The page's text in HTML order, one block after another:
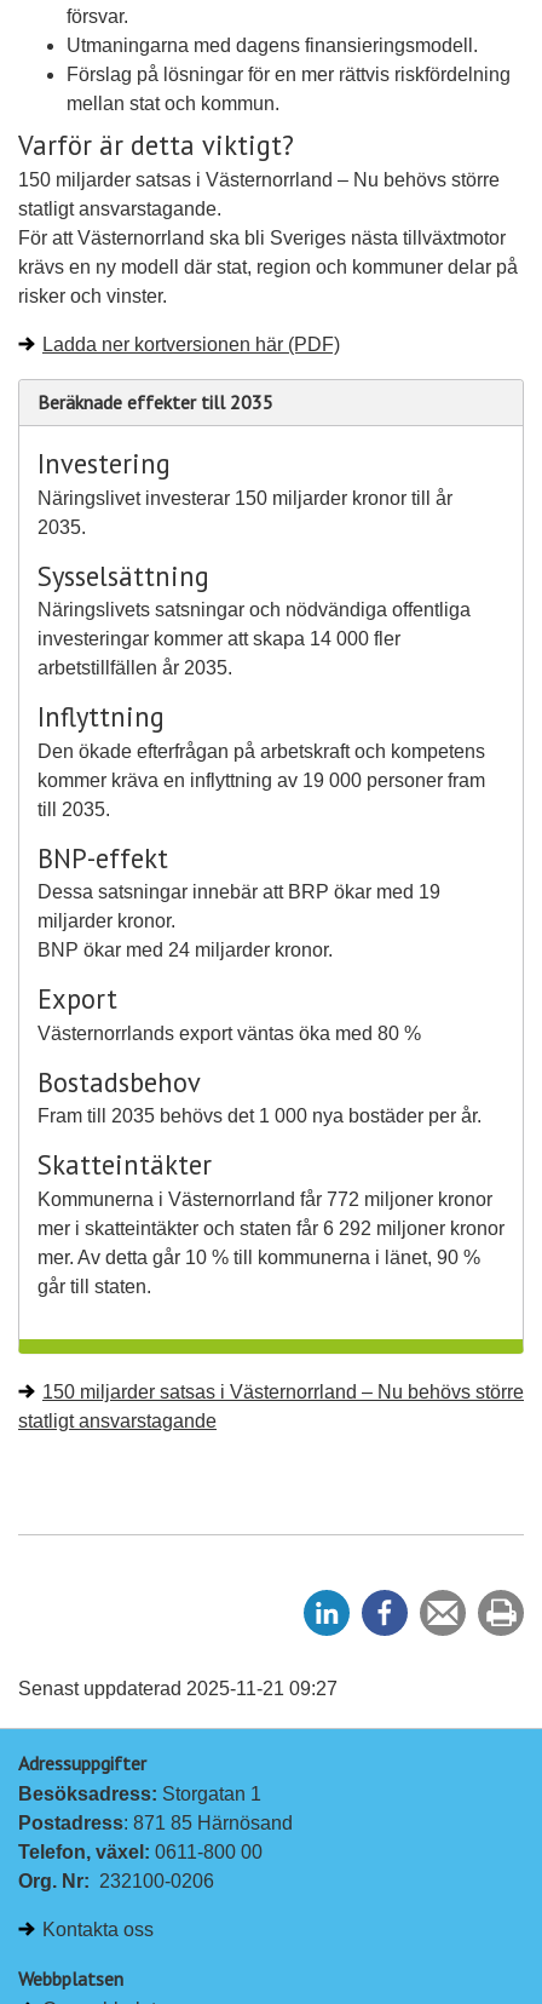
försvar.
Utmaningarna med dagens finansieringsmodell.
Förslag på lösningar för en mer rättvis riskfördelning
mellan stat och kommun.
Varför är detta viktigt?
150 miljarder satsas i Västernorrland – Nu behövs större
statligt ansvarstagande.
För att Västernorrland ska bli Sveriges nästa tillväxtmotor
krävs en ny modell där stat, region och kommuner delar på
risker och vinster.
Ladda ner kortversionen här (PDF)
Beräknade effekter till 2035
Investering
Näringslivet investerar 150 miljarder kronor till år
2035.
Sysselsättning
Näringslivets satsningar och nödvändiga offentliga
investeringar kommer att skapa 14 000 fler
arbetstillfällen år 2035.
Inflyttning
Den ökade efterfrågan på arbetskraft och kompetens
kommer kräva en inflyttning av 19 000 personer fram
till 2035.
BNP-effekt
Dessa satsningar innebär att BRP ökar med 19
miljarder kronor.
BNP ökar med 24 miljarder kronor.
Export
Västernorrlands export väntas öka med 80 %
Bostadsbehov
Fram till 2035 behövs det 1 000 nya bostäder per år.
Skatteintäkter
Kommunerna i Västernorrland får 772 miljoner kronor
mer i skatteintäkter och staten får 6 292 miljoner kronor
mer. Av detta går 10 % till kommunerna i länet, 90 %
går till staten.
150 miljarder satsas i Västernorrland – Nu behövs större
statligt ansvarstagande
e
e
Tipsa
en
ut
Senast uppdaterad 2025-11-21 09:27
Adressuppgifter
Besöksadress: Storgatan 1
Postadress: 871 85 Härnösand
Telefon, växel: 0611-800 00
Org. Nr: 232100-0206
Kontakta oss
Webbplatsen